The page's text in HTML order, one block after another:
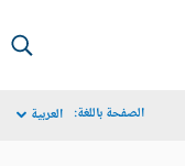
الصفحة باللغة: العربية